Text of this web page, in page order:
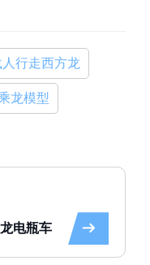
人行走西方龙
龙模型
电瓶车